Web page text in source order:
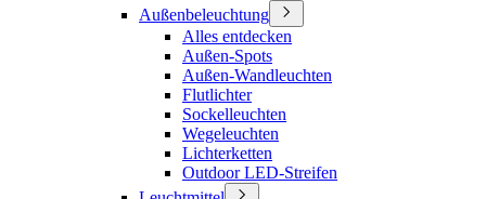
Außenbeleuchtung
Alles entdecken
Außen-Spots
Außen-Wandleuchten
Flutlichter
Sockelleuchten
Wegeleuchten
Lichterketten
Outdoor LED-Streifen